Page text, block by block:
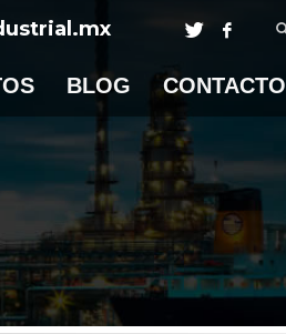
BLOG CONTACTO